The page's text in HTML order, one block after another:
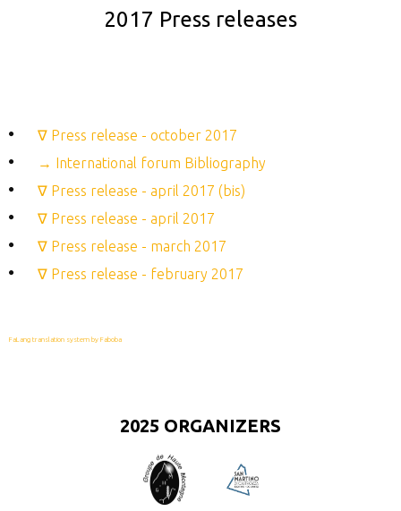
2017 Press releases
∇ Press release - october 2017
→ International forum Bibliography
∇ Press release - april 2017 (bis)
∇ Press release - april 2017
∇ Press release - march 2017
∇ Press release - february 2017
FaLang translation system by Faboba
2025 ORGANIZERS